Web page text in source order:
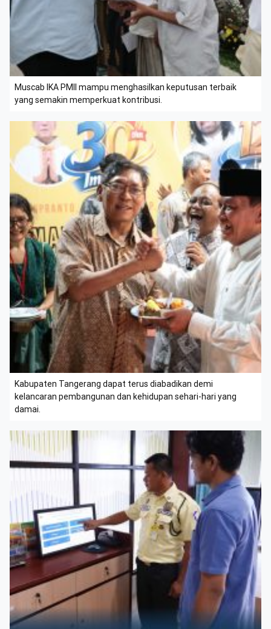
Muscab IKA PMII mampu menghasilkan keputusan terbaik
yang semakin memperkuat kontribusi.
Kabupaten Tangerang dapat terus diabadikan demi
kelancaran pembangunan dan kehidupan sehari-hari yang
damai.